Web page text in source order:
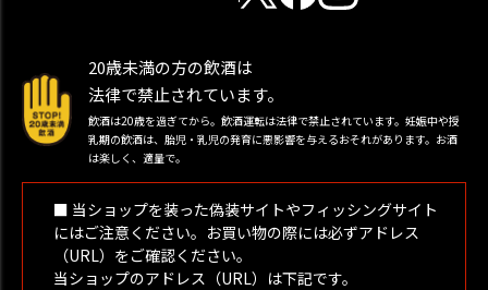
20歳未満の方の飲酒は
法律で禁止されています。
飲酒は20歳を過ぎてから。飲酒運転は法律で禁止されています。妊娠中や授
乳期の飲酒は、胎児・乳児の発育に悪影響を与えるおそれがあります。お酒
は楽しく、適量で。
■ 当ショップを装った偽装サイトやフィッシングサイト
にはご注意ください。お買い物の際には必ずアドレス
（URL）をご確認ください。
当ショップのアドレス（URL）は下記です。